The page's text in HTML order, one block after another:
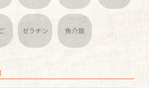
ゼラチン 魚介類